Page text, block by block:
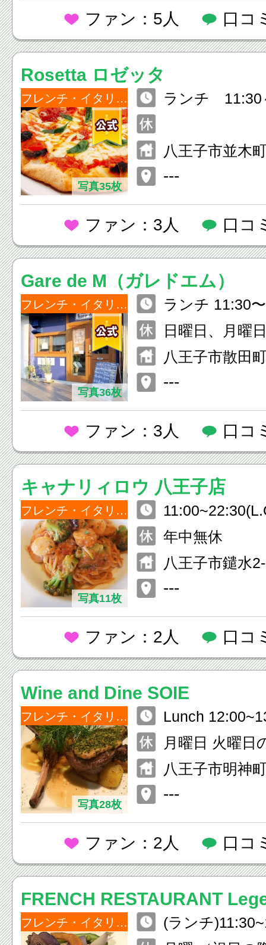
ファン：5人 口コ
Rosetta ロゼッタ
フレンチ・イタリアン
写真35枚
ランチ 11:30
八王子市並木
---
ファン：3人 口コ
Gare de M（ガレドエム）
フレンチ・イタリアン
写真36枚
ランチ 11:30
0) ディナー 17:30〜23:00(Lo
21：00
日曜日、月曜
不定休あり
八王子市散田
---
ファン：3人 口コ
キャナリィロウ 八王子店
フレンチ・イタリアン
写真11枚
年中無休
八王子市鑓水
---
ファン：2人 口コ
Wine and Dine SOIE
フレンチ・イタリアン
写真28枚
Lunch
8:00~22:00
月曜日 火曜日
祝日の場合は
八王子市明神
---
ファン：2人 口コ
FRENCH RESTAURANT
ェ）
フレンチ・イタリアン
(ランチ